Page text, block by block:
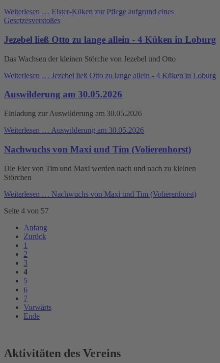
Weiterlesen … Elster-Küken zur Pflege aufgrund eines
Gesetzesverstoßes
Jezebel ließ Otto zu lange allein - 4 Küken in Loburg
Das Wachsen der kleinen Störche von Jezebel und Otto
Weiterlesen … Jezebel ließ Otto zu lange allein - 4 Küken in Loburg
Auswilderung am 30.05.2026
Einladung zur Auswilderung am 30.05.2026
Weiterlesen … Auswilderung am 30.05.2026
Nachwuchs von Maxi und Tim (Volierenhorst)
Die Eier von Tim und Maxi werden nach und nach zu kleinen
Störchen
Weiterlesen … Nachwuchs von Maxi und Tim (Volierenhorst)
Seite 4 von 57
Anfang
Zurück
1
2
3
4
5
6
7
Vorwärts
Ende
Aktivitäten des Vereins